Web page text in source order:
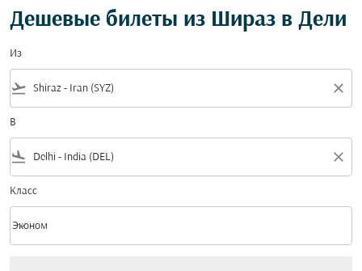
Дешевые билеты из Шираз в Дели
Из
flight_takeoff close
В
flight_land close
Класс
Класс option Эконом Selected
Эконом
keyboard_arrow_down